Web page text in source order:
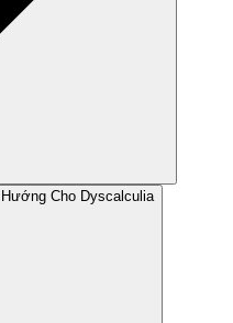
Cho Dyscalculia